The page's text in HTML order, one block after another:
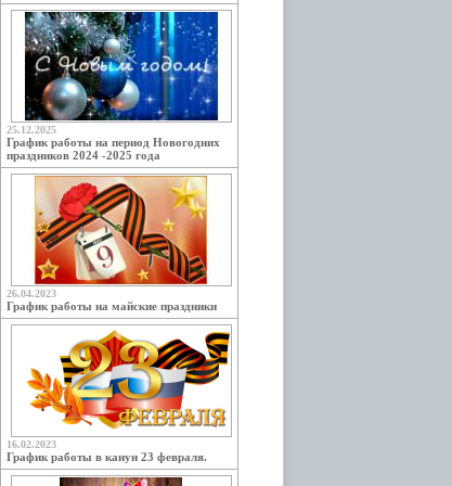
25.12.2025
График работы на период Новогодних
праздников 2024 -2025 года
26.04.2023
График работы на майские праздники
16.02.2023
График работы в канун 23 февраля.